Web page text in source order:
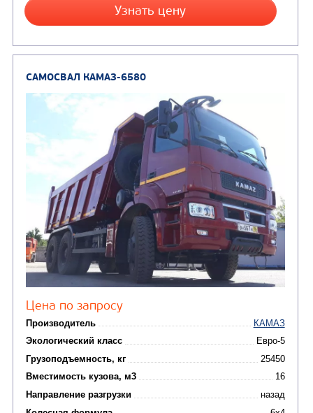
Узнать цену
САМОСВАЛ КАМАЗ-65222
Цена по запросу
Производитель